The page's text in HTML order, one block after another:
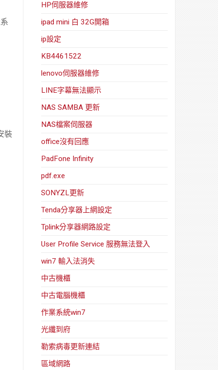
裝
HP伺服器維修
ipad mini 白 32G開箱
ip設定
KB4461522
lenovo伺服器維修
LINE字幕無法顯示
NAS SAMBA 更新
NAS檔案伺服器
office沒有回應
PadFone Infinity
pdf.exe
SONYZL更新
Tenda分享器上網設定
Tplink分享器網路設定
User Profile Service 服務無法登入
win7 輸入法消失
中古機櫃
中古電腦機櫃
作業系統win7
光纖到府
勒索病毒更新連結
區域網路